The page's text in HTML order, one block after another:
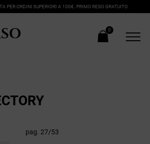
PER ORDINI SUPERIORI A 100€. PRIMO RESO GRATUITO.
0
pag. 27/53